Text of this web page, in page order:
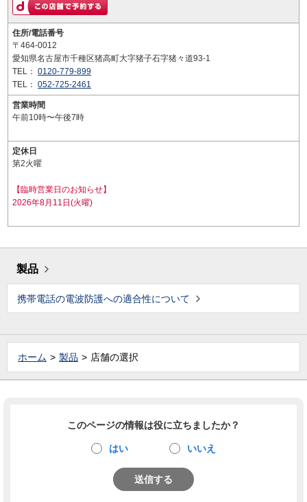
住所/電話番号
〒464-0012
愛知県名古屋市千種区猪高町大字猪子石字猪々道93-1
TEL： 0120-779-899
TEL： 052-725-2461
営業時間
午前10時〜午後7時
定休日
第2火曜
【臨時営業日のお知らせ】
2026年8月11日(火曜)
製品
携帯電話の電波防護への適合性について
ホーム 製品 店舗の選択
このページの情報は役に立ちましたか？
はい いいえ
送信する